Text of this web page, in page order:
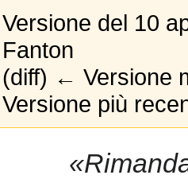
Versione del 10
Fanton
(diff) ← Versione
Versione più